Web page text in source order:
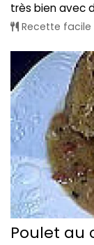
très bien avec
Recette facile
Poulet au